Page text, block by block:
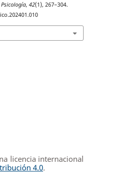
Psicología, 42(1), 267–304.
licencia internacional
4.0.